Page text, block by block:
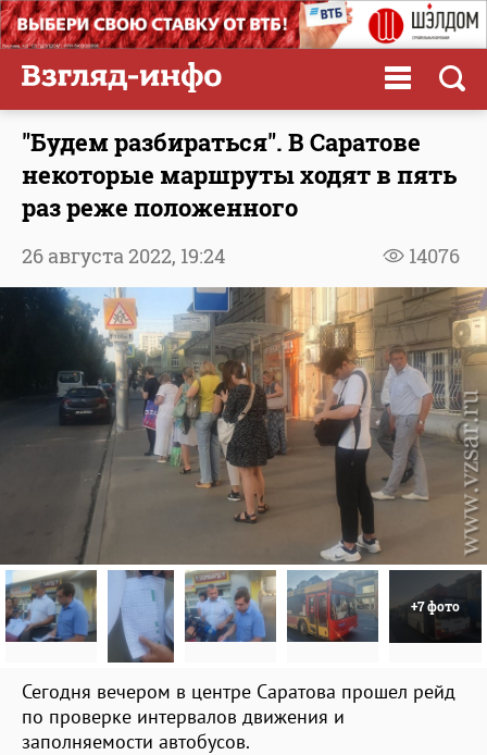
"Будем разбираться". В Саратове
некоторые маршруты ходят в пять
раз реже положенного
14076
26 августа 2022, 19:24
+7 фото
Сегодня вечером в центре Саратова прошел рейд
по проверке интервалов движения и
заполняемости автобусов.